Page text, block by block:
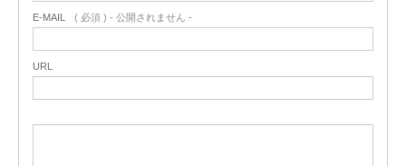
E-MAIL ( 必須 ) - 公開されません -
URL